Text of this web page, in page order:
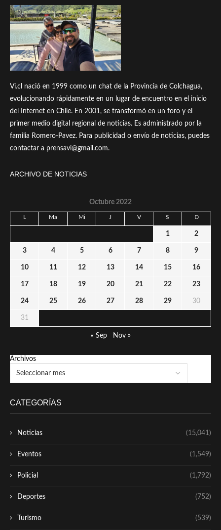
Vi.cl nació en 1999 como un chat de la Provincia de Colchagua,
evolucionando rápidamente en un lugar de encuentro en el inicio
del Internet en Chile. En 2001, se transformó en un foro y el
primer medio digital regional de noticias. Es administrado por la
familia Romero-Pavez. Para publicidad o envío de noticias, puedes
contactar a prensavi@gmail.com.
ARCHIVO DE NOTICIAS
Octubre 2022
L Ma Mi J V S D
1 2
3 4 5 6 7 8 9
10 11 12 13 14 15 16
17 18 19 20 21 22 23
24 25 26 27 28 29 30
31
« Sep Nov »
Archivos
CATEGORÍAS
Noticias (15,041)
Eventos (1,549)
Policial (1,792)
Deportes (752)
Turismo (539)